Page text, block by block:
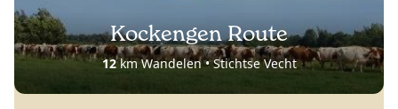
Kockengen Route
12km Wandelen • Stichtse Vecht